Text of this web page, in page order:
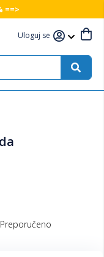
==>
Uloguj se